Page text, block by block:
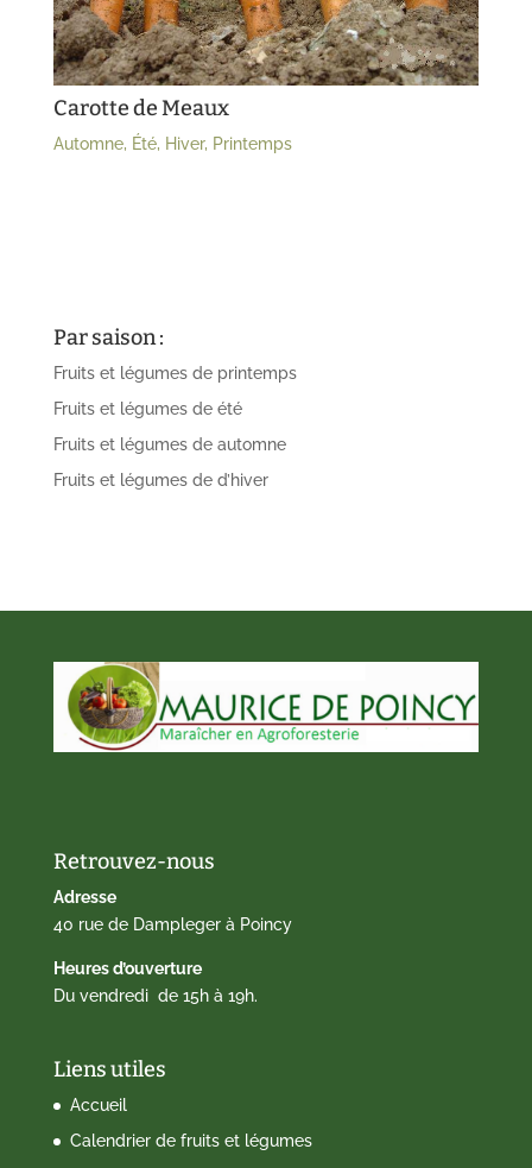
Carotte de Meaux
Automne, Été, Hiver, Printemps
Par saison :
Fruits et légumes de printemps
Fruits et légumes de été
Fruits et légumes de automne
Fruits et légumes de d’hiver
Retrouvez-nous
Adresse
40 rue de Dampleger à Poincy
Heures d’ouverture
Du vendredi de 15h à 19h.
Liens utiles
Accueil
Calendrier de fruits et légumes